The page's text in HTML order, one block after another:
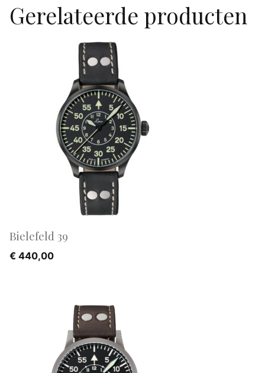
Gerelateerde producten
Bielefeld 39
€ 440,00